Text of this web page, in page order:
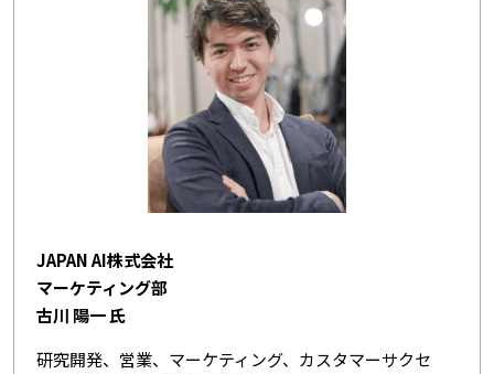
JAPAN AI株式会社
マーケティング部
古川 陽一 氏
研究開発、営業、マーケティング、カスタマーサクセ